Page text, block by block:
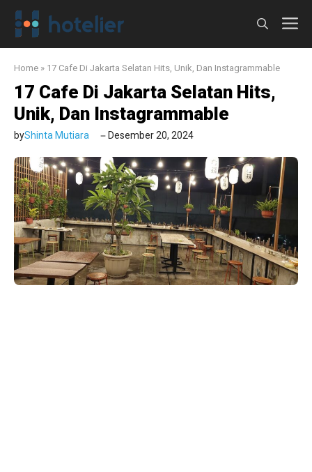
Langsung
Home » 17 Cafe Di Jakarta Selatan Hits, Unik, Dan Instagrammable
17 Cafe Di Jakarta Selatan Hits,
Unik, Dan Instagrammable
byShinta Mutiara Desember 20, 2024